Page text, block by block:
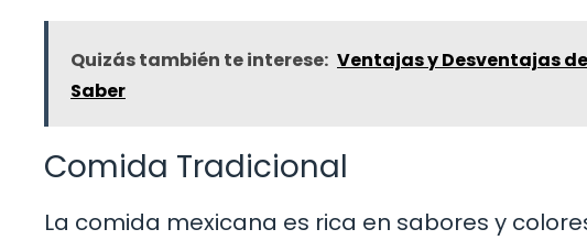
Quizás también te interese: Ventajas y Desventajas
Saber
Comida Tradicional
La comida mexicana es rica en sabores y